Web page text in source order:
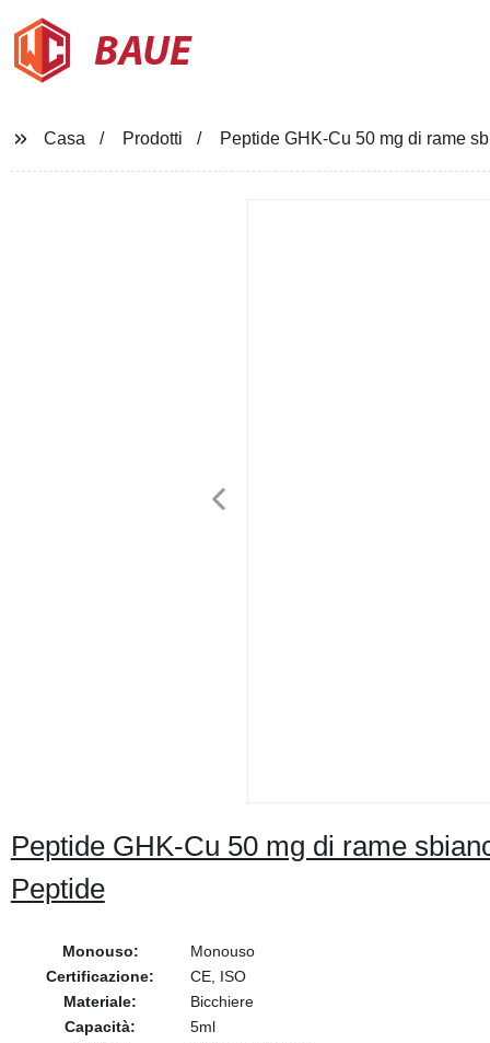
BAUE
Casa Prodotti Peptide GHK-Cu 50 mg di rame
Peptide GHK-Cu 50 mg di rame
Peptide
Monouso:
Monouso
Certificazione:
CE, ISO
Materiale:
Bicchiere
Capacità:
5ml